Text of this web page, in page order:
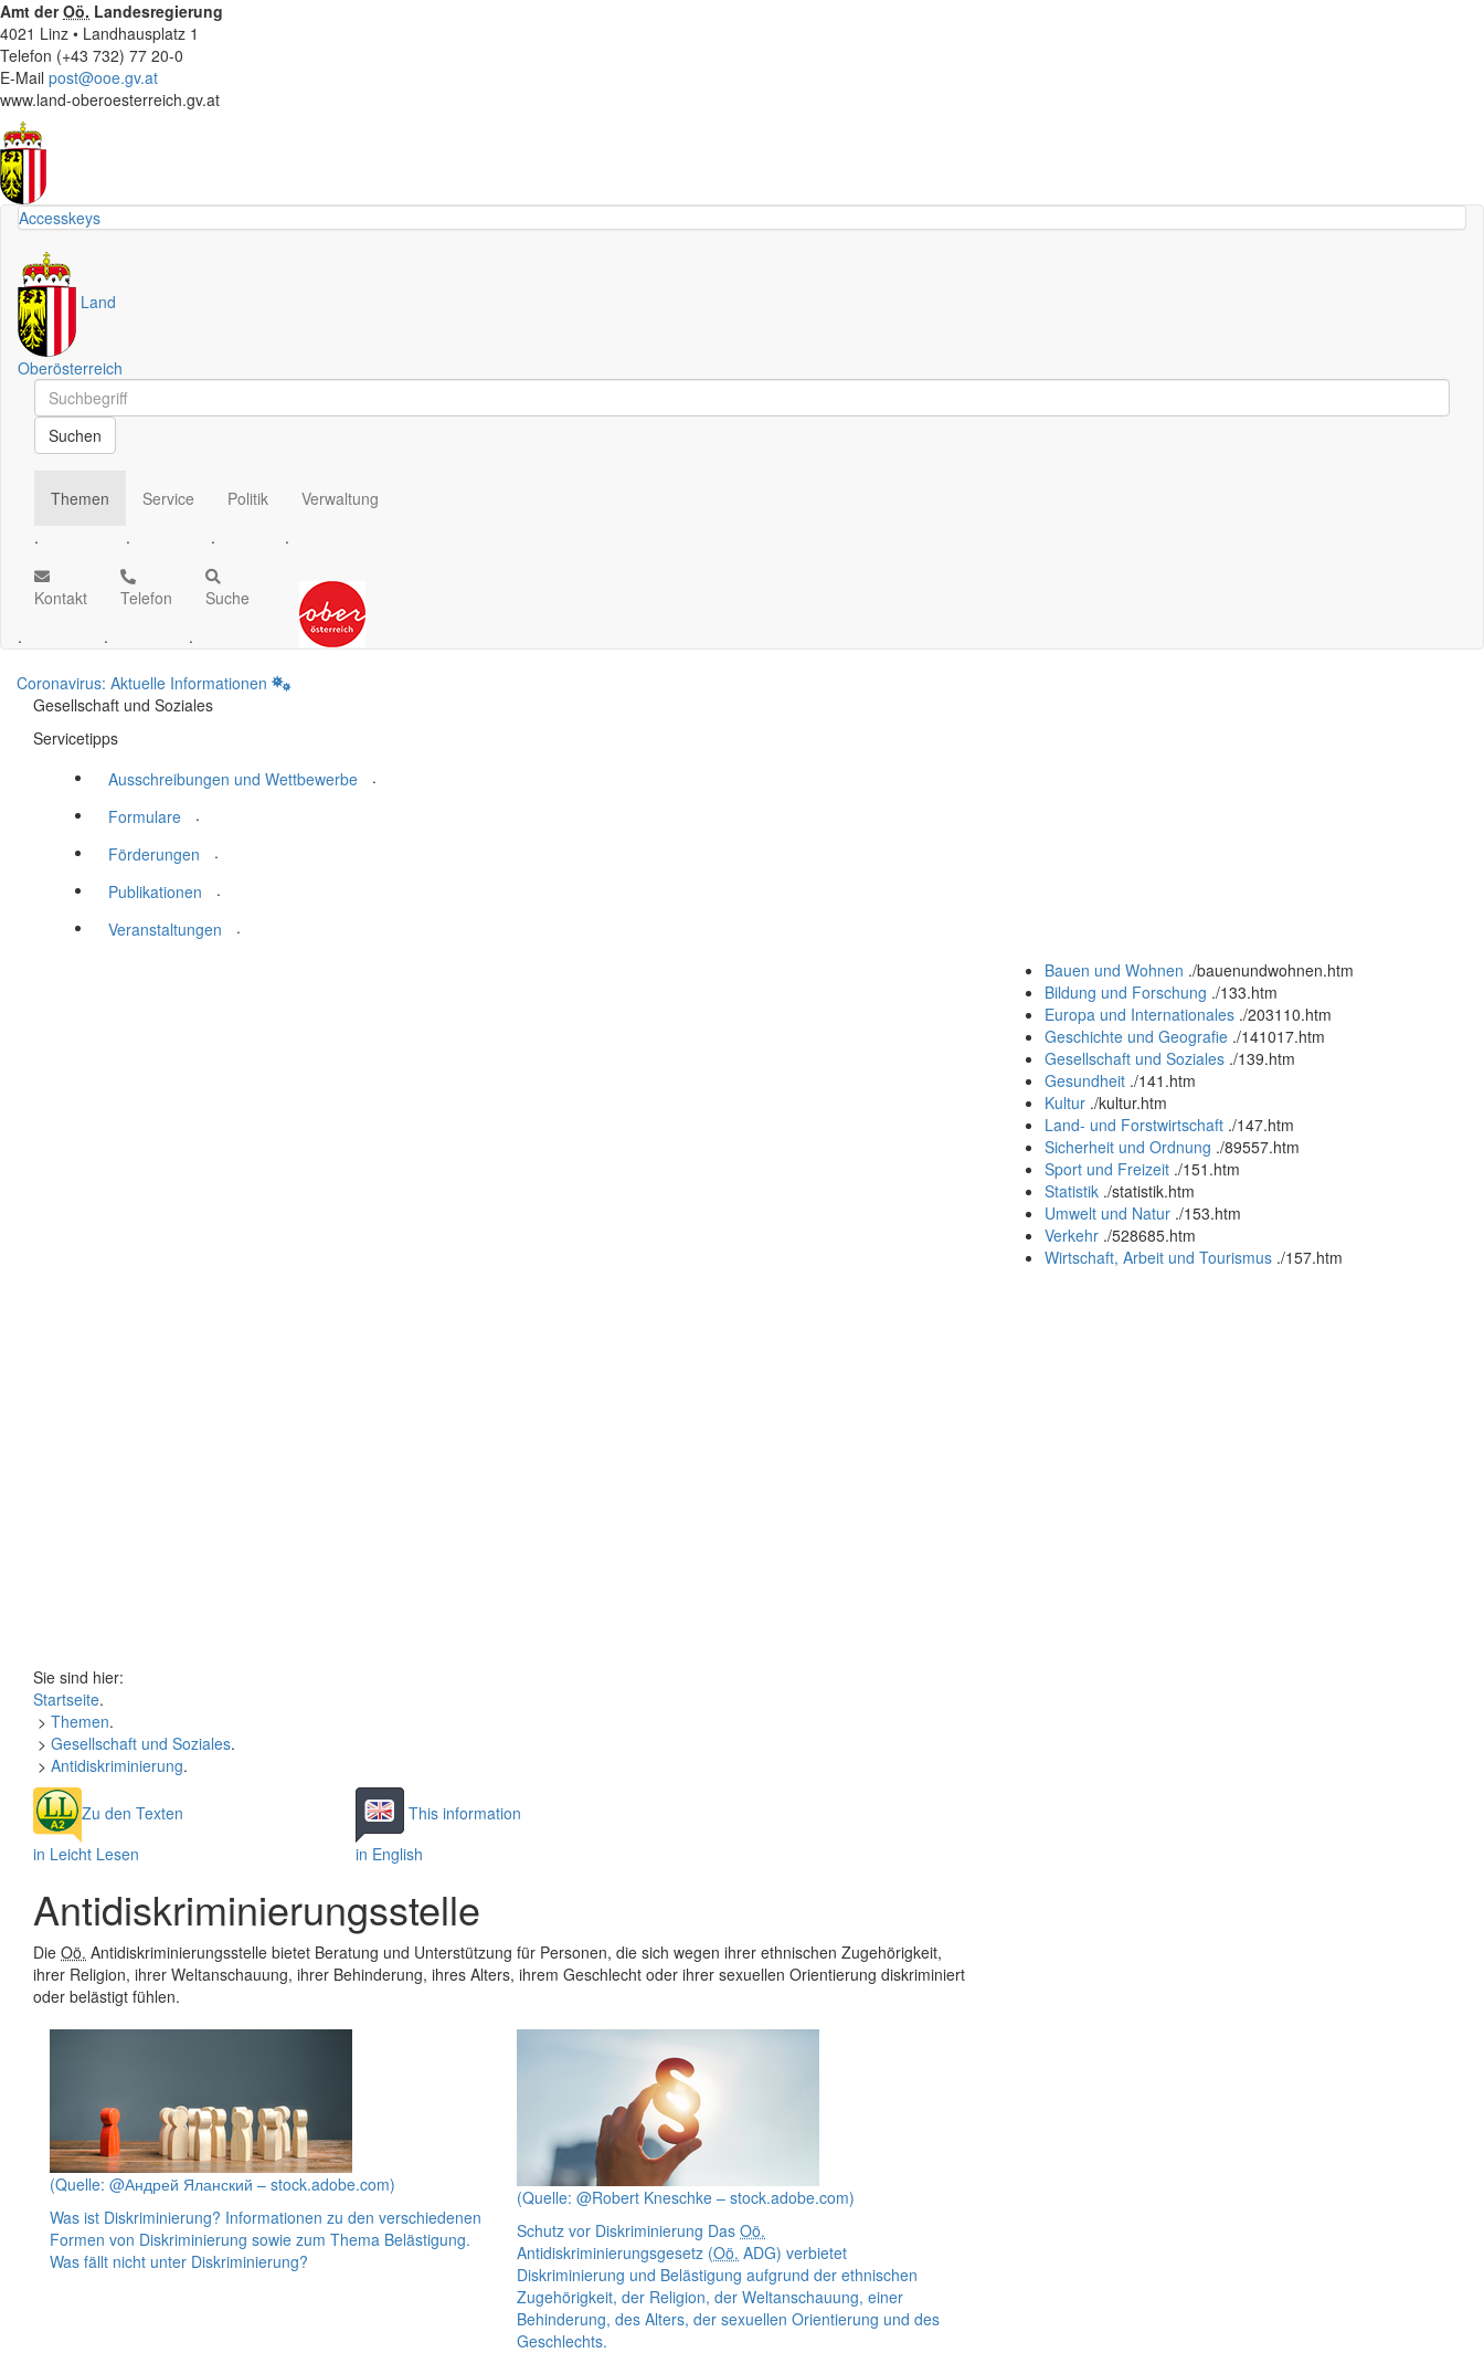
Amt derOö. Landesregierung
4021 Linz • Landhausplatz 1
Telefon (+43 732) 77 20-0
E-Mail post@ooe.gv.at
www.land-oberoesterreich.gv.at
Accesskeys
Land
Oberösterreich
Schnellsuche
Schnellsuche
Suchen
Themen
.
Service
.
Politik
.
Verwaltung
.
Kontakt
.
Telefon
.
Suche
.
Coronavirus: Aktuelle Informationen
Gesellschaft und Soziales
Servicetipps
Ausschreibungen und Wettbewerbe
.
Formulare
.
Förderungen
.
Publikationen
.
Veranstaltungen
.
Bauen und Wohnen ./bauenundwohnen.htm
Bildung und Forschung ./133.htm
Europa und Internationales ./203110.htm
Geschichte und Geografie ./141017.htm
Gesellschaft und Soziales ./139.htm
Gesundheit ./141.htm
Kultur ./kultur.htm
Land- und Forstwirtschaft ./147.htm
Sicherheit und Ordnung ./89557.htm
Sport und Freizeit ./151.htm
Statistik ./statistik.htm
Umwelt und Natur ./153.htm
Verkehr ./528685.htm
Wirtschaft, Arbeit und Tourismus ./157.htm
Sie sind hier:
Startseite.
> Themen.
> Gesellschaft und Soziales.
> Antidiskriminierung.
Zu den Texten
in Leicht Lesen
This information
in English
Antidiskriminierungsstelle
Die Oö. Antidiskriminierungsstelle bietet Beratung und Unterstützung für Personen, die sich wegen ihrer ethnischen Zugehörigkeit,
ihrer Religion, ihrer Weltanschauung, ihrer Behinderung, ihres Alters, ihrem Geschlecht oder ihrer sexuellen Orientierung diskriminiert
oder belästigt fühlen.
(Quelle: @Андрей Яланский – stock.adobe.com)
Was ist Diskriminierung? Informationen zu den verschiedenen
Formen von Diskriminierung sowie zum Thema Belästigung.
Was fällt nicht unter Diskriminierung?
(Quelle: @Robert Kneschke – stock.adobe.com)
Schutz vor Diskriminierung Das Oö.
Antidiskriminierungsgesetz (Oö. ADG) verbietet
Diskriminierung und Belästigung aufgrund der ethnischen
Zugehörigkeit, der Religion, der Weltanschauung, einer
Behinderung, des Alters, der sexuellen Orientierung und des
Geschlechts.